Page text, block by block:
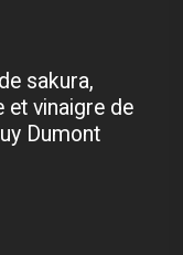
sakura,
et vinaigre de
Dumont